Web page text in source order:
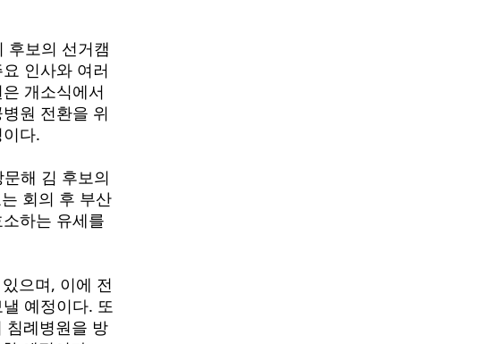
후보의 선거캠
인사와 여러
개소식에서
원 전환을 위
다.
해 김 후보의
회의 후 부산
하는 유세를
으며, 이에 전
예정이다. 또
침례병원을 방